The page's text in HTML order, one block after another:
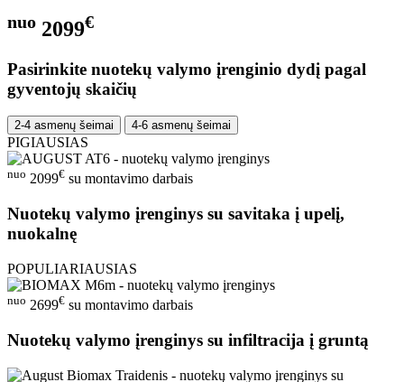
nuo 2099€
Pasirinkite nuotekų valymo įrenginio dydį pagal
gyventojų skaičių
2-4 asmenų šeimai 4-6 asmenų šeimai
PIGIAUSIAS
nuo 2099€ su montavimo darbais
Nuotekų valymo įrenginys su savitaka į upelį,
nuokalnę
POPULIARIAUSIAS
nuo 2699€ su montavimo darbais
Nuotekų valymo įrenginys su infiltracija į gruntą